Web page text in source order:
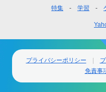
ー
ナ
ビ
特集 学習
プライバシーポリシー
免責事